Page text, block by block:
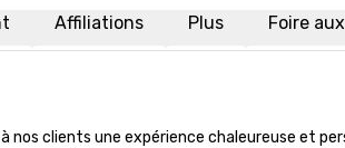
Affiliations Plus Foire
nos clients une expérience chaleureuse et